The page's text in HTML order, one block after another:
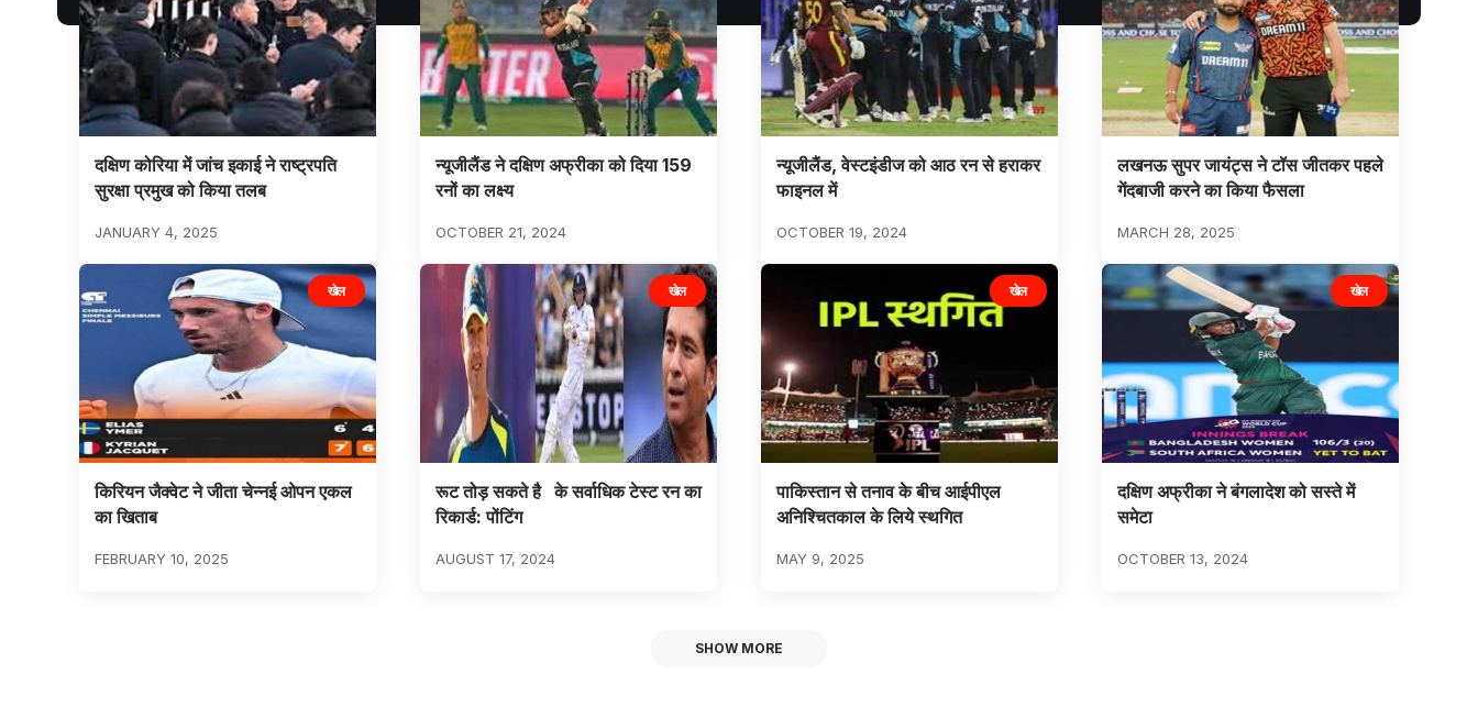
दक्षिण कोरिया में जांच इकाई ने राष्ट्रपति
सुरक्षा प्रमुख को किया तलब
JANUARY 4, 2025
न्यूजीलैंड ने दक्षिण अफ्रीका को दिया 159
रनों का लक्ष्य
OCTOBER 21, 2024
न्यूजीलैंड, वेस्टइंडीज को आठ रन से हराकर
फाइनल में
OCTOBER 19, 2024
लखनऊ सुपर जायंट्स ने टॉस जीतकर पहले
गेंदबाजी करने का किया फैसला
MARCH 28, 2025
खेल
किरियन जैक्वेट ने जीता चेन्नई ओपन एकल
का खिताब
FEBRUARY 10, 2025
खेल
रूट तोड़ सकते है के सर्वाधिक टेस्ट रन का
रिकार्ड: पोंटिंग
AUGUST 17, 2024
खेल
पाकिस्तान से तनाव के बीच आईपीएल
अनिश्चितकाल के लिये स्थगित
MAY 9, 2025
खेल
दक्षिण अफ्रीका ने बंगलादेश को सस्ते में
समेटा
OCTOBER 13, 2024
SHOW MORE